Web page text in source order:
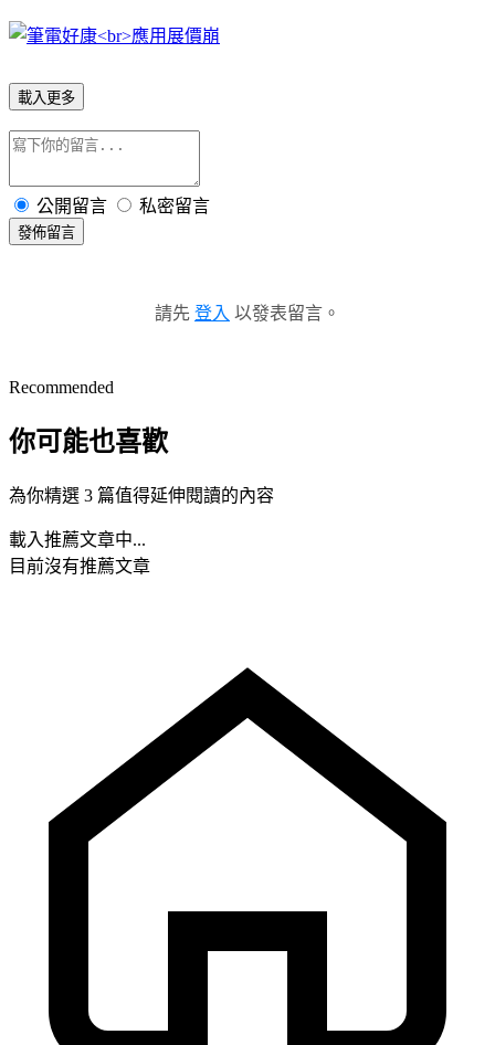
載入更多
公開留言 私密留言
發佈留言
請先 登入 以發表留言。
Recommended
你可能也喜歡
為你精選 3 篇值得延伸閱讀的內容
載入推薦文章中...
目前沒有推薦文章